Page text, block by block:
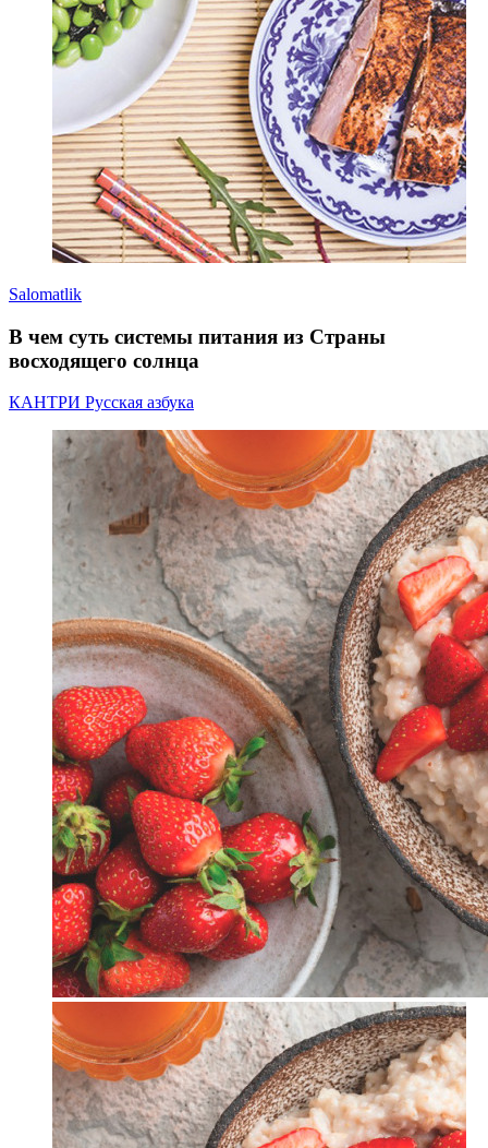
Salomatlik
В чем суть системы питания из Страны
восходящего солнца
КАНТРИ Русская азбука